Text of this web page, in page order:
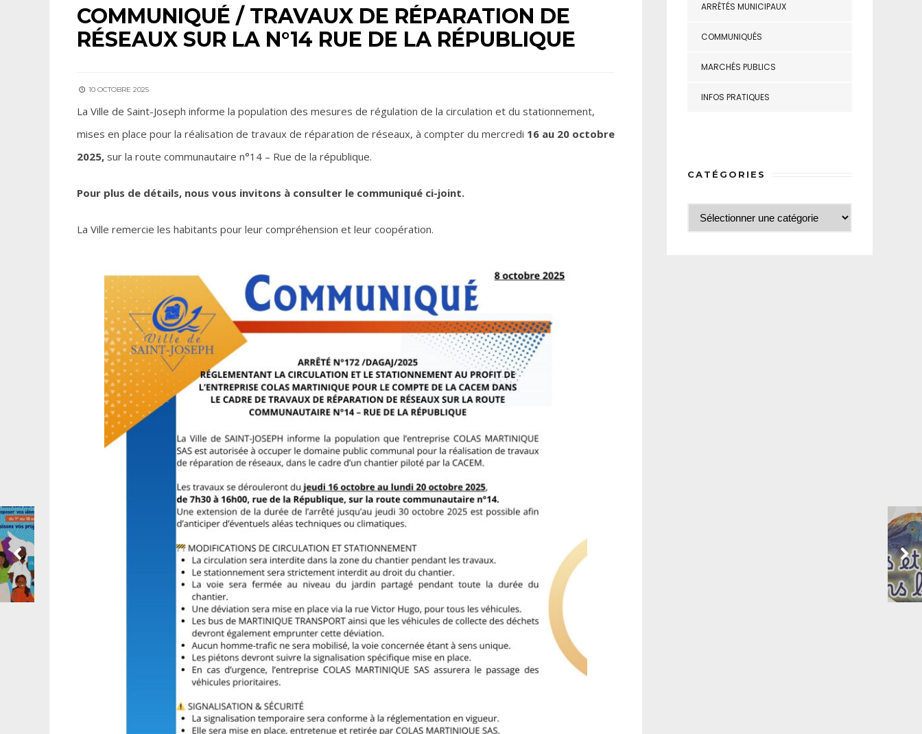
COMMUNIQUÉ / TRAVAUX DE RÉPARATION DE
RÉSEAUX SUR LA N°14 RUE DE LA RÉPUBLIQUE
10 OCTOBRE 2025
La Ville de Saint-Joseph informe la population des mesures de régulation de la circulation et du stationnement,
mises en place pour la réalisation de travaux de réparation de réseaux, à compter du mercredi 16 au 20 octobre
2025, sur la route communautaire n°14 – Rue de la république.
Pour plus de détails, nous vous invitons à consulter le communiqué ci-joint.
La Ville remercie les habitants pour leur compréhension et leur coopération.
ARRÊTÉS MUNICIPAUX
COMMUNIQUÉS
MARCHÉS PUBLICS
INFOS PRATIQUES
CATÉGORIES